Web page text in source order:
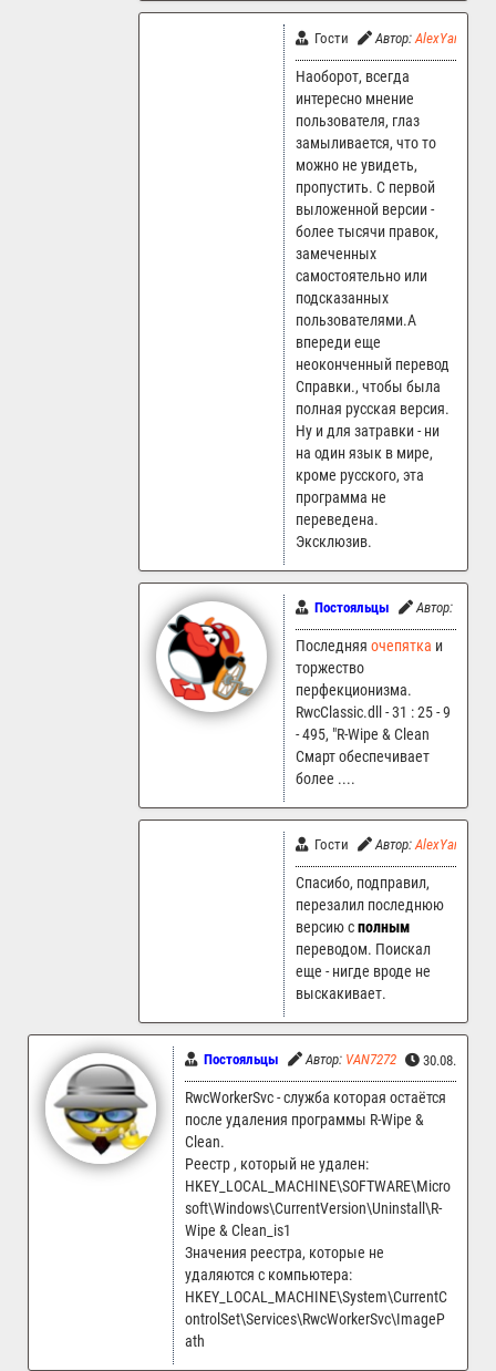
Гости Автор: AlexYar
Наоборот, всегда
интересно мнение
пользователя, глаз
замыливается, что то
можно не увидеть,
пропустить. С первой
выложенной версии -
более тысячи правок,
замеченных
самостоятельно или
подсказанных
пользователями.А
впереди еще
неоконченный перевод
Справки., чтобы была
полная русская версия.
Ну и для затравки - ни
на один язык в мире,
кроме русского, эта
программа не
переведена.
Эксклюзив.
Постояльцы Автор:
Последняя очепятка и
торжество
перфекционизма.
RwcClassic.dll - 31 : 25 - 9
- 495, "R-Wipe & Clean
Смарт обеспечивает
более ....
Гости Автор: AlexYar
Спасибо, подправил,
перезалил последнюю
версию сполным
переводом. Поискал
еще - нигде вроде не
выскакивает.
Постояльцы Автор: VAN7272 30.08.2022
RwcWorkerSvc - служба которая остаётся
после удаления программы R-Wipe &
Clean.
Реестр , который не удален:
HKEY_LOCAL_MACHINE\SOFTWARE\Micro
soft\Windows\CurrentVersion\Uninstall\R-
Wipe & Clean_is1
Значения реестра, которые не
удаляются с компьютера:
HKEY_LOCAL_MACHINE\System\CurrentC
ontrolSet\Services\RwcWorkerSvc\ImageP
ath